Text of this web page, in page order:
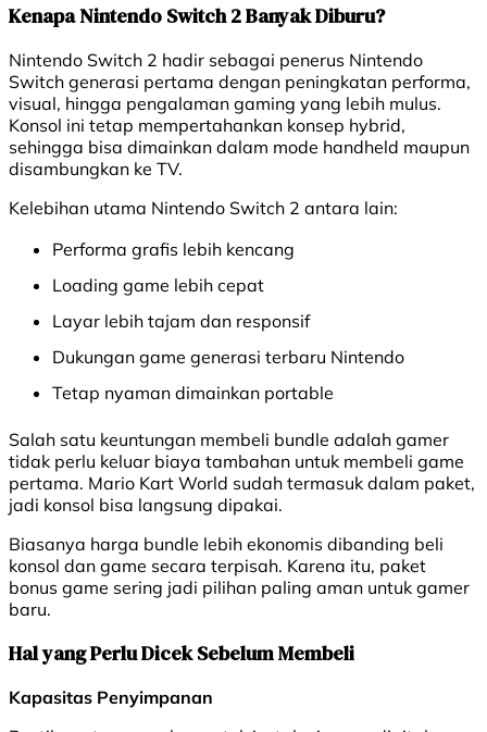
Kenapa Nintendo Switch 2 Banyak Diburu?
Nintendo Switch 2 hadir sebagai penerus Nintendo
Switch generasi pertama dengan peningkatan performa,
visual, hingga pengalaman gaming yang lebih mulus.
Konsol ini tetap mempertahankan konsep hybrid,
sehingga bisa dimainkan dalam mode handheld maupun
disambungkan ke TV.
Kelebihan utama Nintendo Switch 2 antara lain:
Performa grafis lebih kencang
Loading game lebih cepat
Layar lebih tajam dan responsif
Dukungan game generasi terbaru Nintendo
Tetap nyaman dimainkan portable
Salah satu keuntungan membeli bundle adalah gamer
tidak perlu keluar biaya tambahan untuk membeli game
pertama. Mario Kart World sudah termasuk dalam paket,
jadi konsol bisa langsung dipakai.
Biasanya harga bundle lebih ekonomis dibanding beli
konsol dan game secara terpisah. Karena itu, paket
bonus game sering jadi pilihan paling aman untuk gamer
baru.
Hal yang Perlu Dicek Sebelum Membeli
Kapasitas Penyimpanan